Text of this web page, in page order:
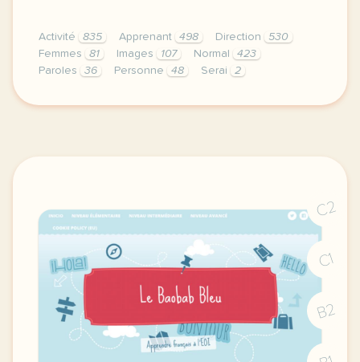
Activité 835 Apprenant 498 Direction
530
Femmes
81 Images 107 Normal
423
Paroles
36 Personne 48 Serai 2
didomi host didomi components button cursor
C2
C1
B2